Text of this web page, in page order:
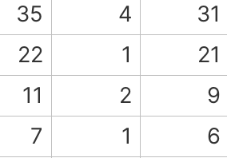
35 4
31
22 1
21
11 2
9
7 1
6